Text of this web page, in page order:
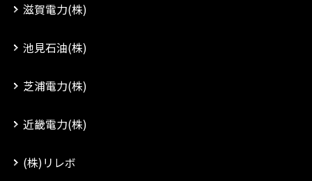
滋賀電力(株)
池見石油(株)
芝浦電力(株)
近畿電力(株)
(株)リレボ